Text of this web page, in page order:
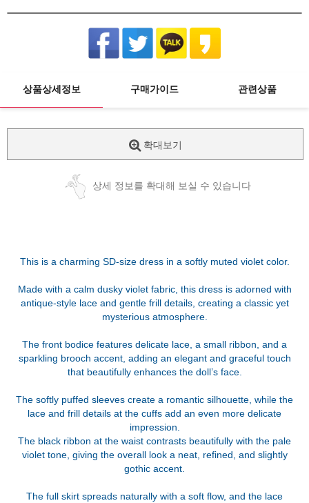
상품상세정보 구매가이드 관련상품
확대보기
상세 정보를 확대해 보실 수 있습니다
This is a charming SD-size dress in a softly muted violet color.
Made with a calm dusky violet fabric, this dress is adorned with
antique-style lace and gentle frill details, creating a classic yet
mysterious atmosphere.
The front bodice features delicate lace, a small ribbon, and a
sparkling brooch accent, adding an elegant and graceful touch
that beautifully enhances the doll’s face.
The softly puffed sleeves create a romantic silhouette, while the
lace and frill details at the cuffs add an even more delicate
impression.
The black ribbon at the waist contrasts beautifully with the pale
violet tone, giving the overall look a neat, refined, and slightly
gothic accent.
The full skirt spreads naturally with a soft flow, and the lace